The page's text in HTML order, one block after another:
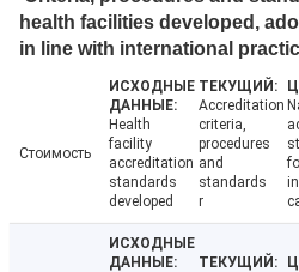
health facilities developed,
in line with international
Стоимость
Health
facility
accreditation
standards
developed
Accreditation
criteria,
procedures
and
standards
r